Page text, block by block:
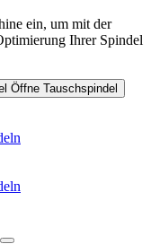
ein, um mit der
Ihrer Spindel
Öffne Tauschspindel